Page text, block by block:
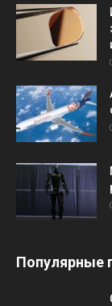
Популярные